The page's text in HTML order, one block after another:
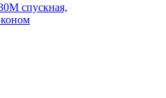
спускная,